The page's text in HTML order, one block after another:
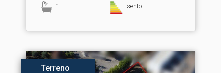
1 Isento
Terreno